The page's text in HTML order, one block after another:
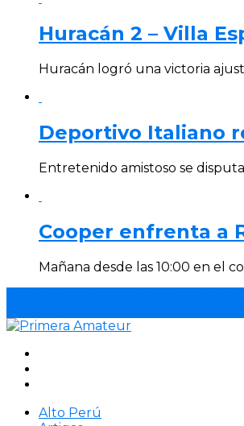
Huracán 2 – Villa
Huracán logró una victoria
Deportivo Italiano
Entretenido amistoso se
Cooper enfrenta a
Mañana desde las 10:00 en el
Alto Perú